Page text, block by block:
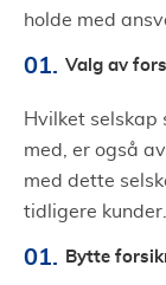
holde med
Valg av
Hvilket selskap
med, er også
med dette
tidligere kunder.
Bytte